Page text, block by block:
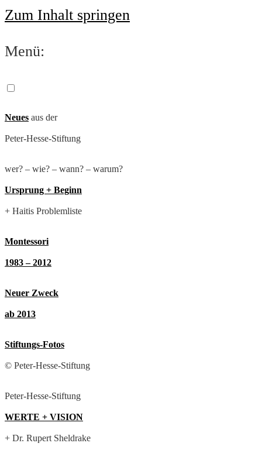
Zum Inhalt springen
Menü:
Neues aus der
Peter-Hesse-Stiftung
wer? – wie? – wann? – warum?
Ursprung + Beginn
+ Haitis Problemliste
Montessori
1983 – 2012
Neuer Zweck
ab 2013
Stiftungs-Fotos
© Peter-Hesse-Stiftung
Peter-Hesse-Stiftung
WERTE + VISION
+ Dr. Rupert Sheldrake